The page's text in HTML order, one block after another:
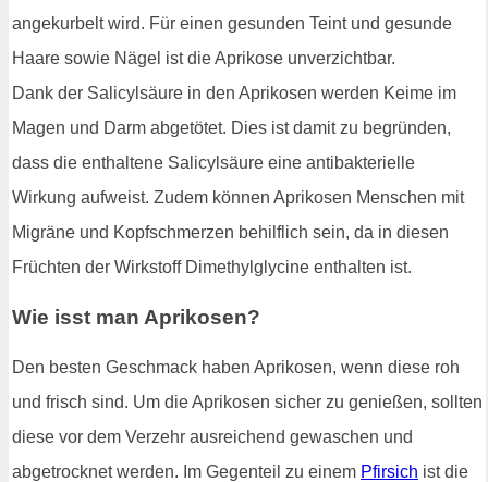
angekurbelt wird. Für einen gesunden Teint und gesunde
Haare sowie Nägel ist die Aprikose unverzichtbar.
Dank der Salicylsäure in den Aprikosen werden Keime im
Magen und Darm abgetötet. Dies ist damit zu begründen,
dass die enthaltene Salicylsäure eine antibakterielle
Wirkung aufweist. Zudem können Aprikosen Menschen mit
Migräne und Kopfschmerzen behilflich sein, da in diesen
Früchten der Wirkstoff Dimethylglycine enthalten ist.
Wie isst man Aprikosen?
Den besten Geschmack haben Aprikosen, wenn diese roh
und frisch sind. Um die Aprikosen sicher zu genießen, sollten
diese vor dem Verzehr ausreichend gewaschen und
abgetrocknet werden. Im Gegenteil zu einem Pfirsich ist die